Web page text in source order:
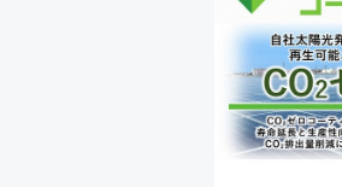
会」にコ
難うご
2024年 お知
2024年9
VSX®-